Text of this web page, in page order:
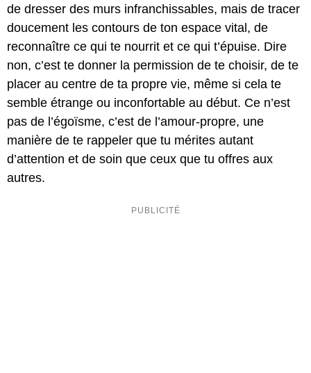
de dresser des murs infranchissables, mais de tracer
doucement les contours de ton espace vital, de
reconnaître ce qui te nourrit et ce qui t’épuise. Dire
non, c’est te donner la permission de te choisir, de te
placer au centre de ta propre vie, même si cela te
semble étrange ou inconfortable au début. Ce n’est
pas de l’égoïsme, c’est de l’amour-propre, une
manière de te rappeler que tu mérites autant
d’attention et de soin que ceux que tu offres aux
autres.